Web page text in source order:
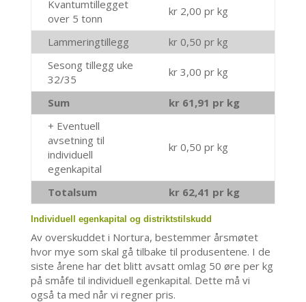
Kvantumtillegget
over 5 tonn
kr 2,00 pr kg
Lammeringtillegg
kr 0,50 pr kg
Sesong tillegg uke
32/35
kr 3,00 pr kg
Sum
kr 61,91 pr kg
+ Eventuell
avsetning til
individuell
egenkapital
kr 0,50 pr kg
Totalsum kr 62,41 pr kg
Individuell egenkapital og distriktstilskudd
Av overskuddet i Nortura, bestemmer årsmøtet
hvor mye som skal gå tilbake til produsentene. I de
siste årene har det blitt avsatt omlag 50 øre per kg
på småfe til individuell egenkapital. Dette må vi
også ta med når vi regner pris.